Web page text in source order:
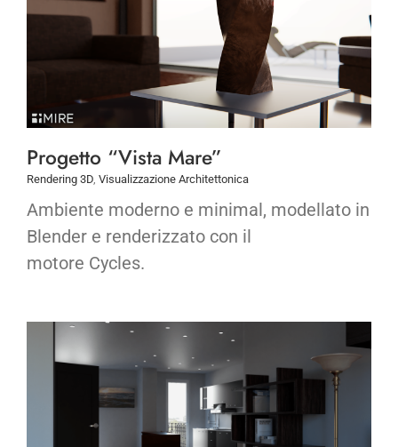
Progetto “Vista Mare”
Rendering 3D, Visualizzazione Architettonica
Ambiente moderno e minimal, modellato in
Blender e renderizzato con il
motore Cycles.